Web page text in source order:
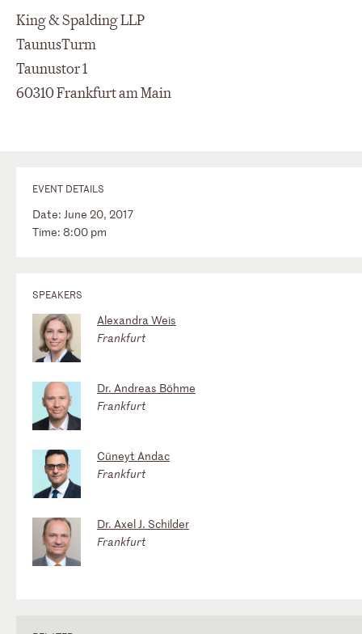
King & Spalding LLP
TaunusTurm
Taunustor 1
60310 Frankfurt am Main
EVENT DETAILS
Date: June 20, 2017
Time: 8:00 pm
SPEAKERS
Alexandra Weis
Frankfurt
Dr. Andreas Böhme
Frankfurt
Cüneyt Andac
Frankfurt
Dr. Axel J. Schilder
Frankfurt